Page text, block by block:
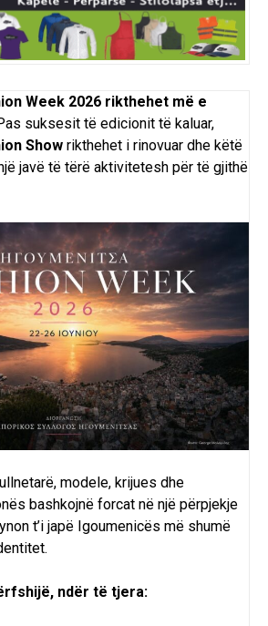
Week 2026 rikthehet më e
suksesit të edicionit të kaluar,
Show rikthehet i rinovuar dhe këtë
javë të tërë aktivitetesh për të gjithë
modele, krijues dhe
bashkojnë forcat në një përpjekje
t’i japë Igoumenicës më shumë
ndër të tjera: